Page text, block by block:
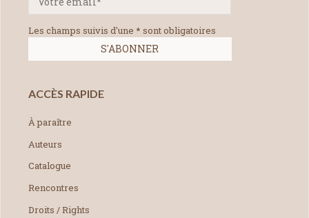
Les champs suivis d'une * sont obligatoires
ACCÈS RAPIDE
À paraître
Auteurs
Catalogue
Rencontres
Droits / Rights